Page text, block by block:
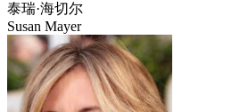
泰瑞·海切尔
Susan Mayer